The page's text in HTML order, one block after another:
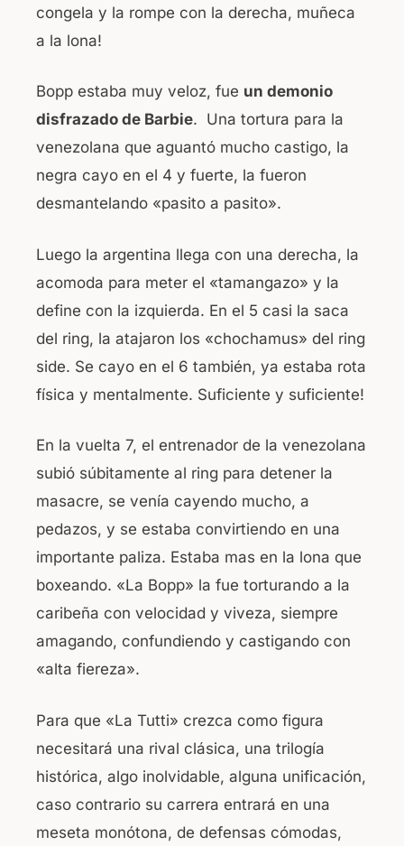
congela y la rompe con la derecha, muñeca
a la lona!
Bopp estaba muy veloz, fue un demonio
disfrazado de Barbie. Una tortura para la
venezolana que aguantó mucho castigo, la
negra cayo en el 4 y fuerte, la fueron
desmantelando «pasito a pasito».
Luego la argentina llega con una derecha, la
acomoda para meter el «tamangazo» y la
define con la izquierda. En el 5 casi la saca
del ring, la atajaron los «chochamus» del ring
side. Se cayo en el 6 también, ya estaba rota
física y mentalmente. Suficiente y suficiente!
En la vuelta 7, el entrenador de la venezolana
subió súbitamente al ring para detener la
masacre, se venía cayendo mucho, a
pedazos, y se estaba convirtiendo en una
importante paliza. Estaba mas en la lona que
boxeando. «La Bopp» la fue torturando a la
caribeña con velocidad y viveza, siempre
amagando, confundiendo y castigando con
«alta fiereza».
Para que «La Tutti» crezca como figura
necesitará una rival clásica, una trilogía
histórica, algo inolvidable, alguna unificación,
caso contrario su carrera entrará en una
meseta monótona, de defensas cómodas,